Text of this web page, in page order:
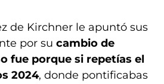
de Kirchner le apuntó sus
por su cambio de
fue porque si repetías el
2024, donde pontificabas